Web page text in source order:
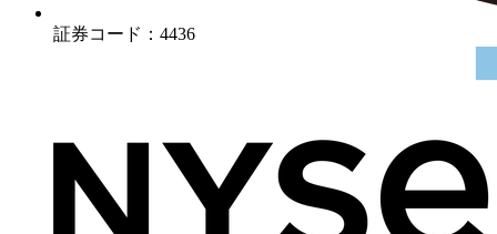
証券コード：4436